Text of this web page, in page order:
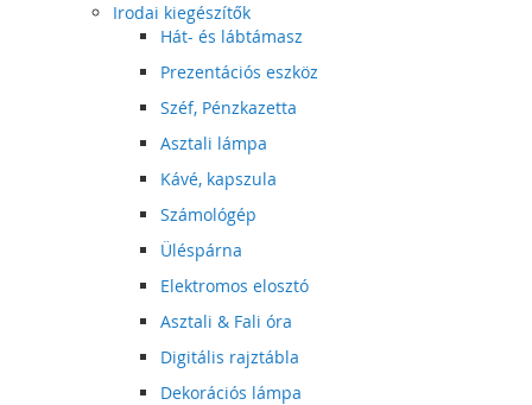
Irodai kiegészítők
Hát- és lábtámasz
Prezentációs eszköz
Széf, Pénzkazetta
Asztali lámpa
Kávé, kapszula
Számológép
Üléspárna
Elektromos elosztó
Asztali & Fali óra
Digitális rajztábla
Dekorációs lámpa